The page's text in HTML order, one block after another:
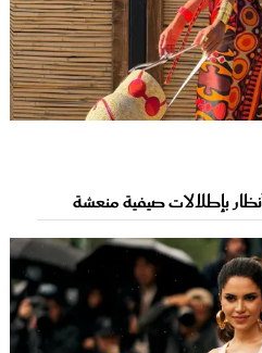
بإطلالات صيفية منعشة